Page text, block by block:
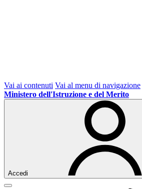
Vai ai contenuti Vai al menu di navigazione
Ministero dell'Istruzione e del Merito
Accedi